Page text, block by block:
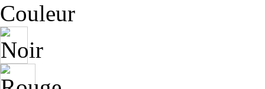
Couleur